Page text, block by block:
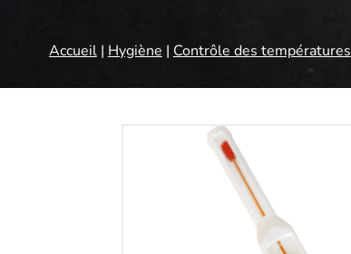
Accueil| Hygiène | Contrôle des températures